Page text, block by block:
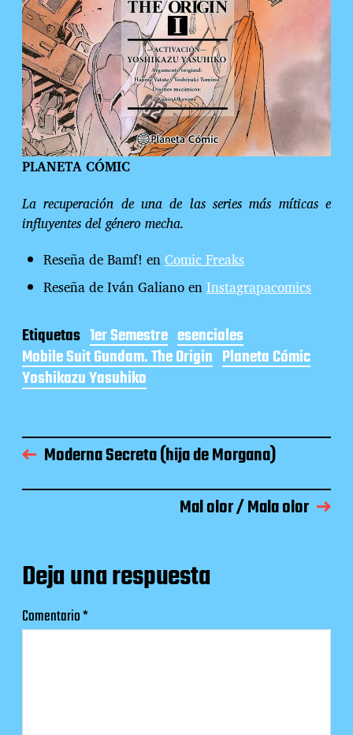
PLANETA CÓMIC
La recuperación de una de las series más míticas e
influyentes del género mecha.
Reseña de Bamf! enComic Freaks
Reseña de Iván Galiano enInstagrapacomics
Etiquetas 1er Semestre esenciales
Mobile Suit Gundam. The Origin Planeta Cómic
Yoshikazu Yasuhiko
Moderna Secreta (hija de Morgana)
Mal olor / Mala olor
Deja una respuesta
Comentario*